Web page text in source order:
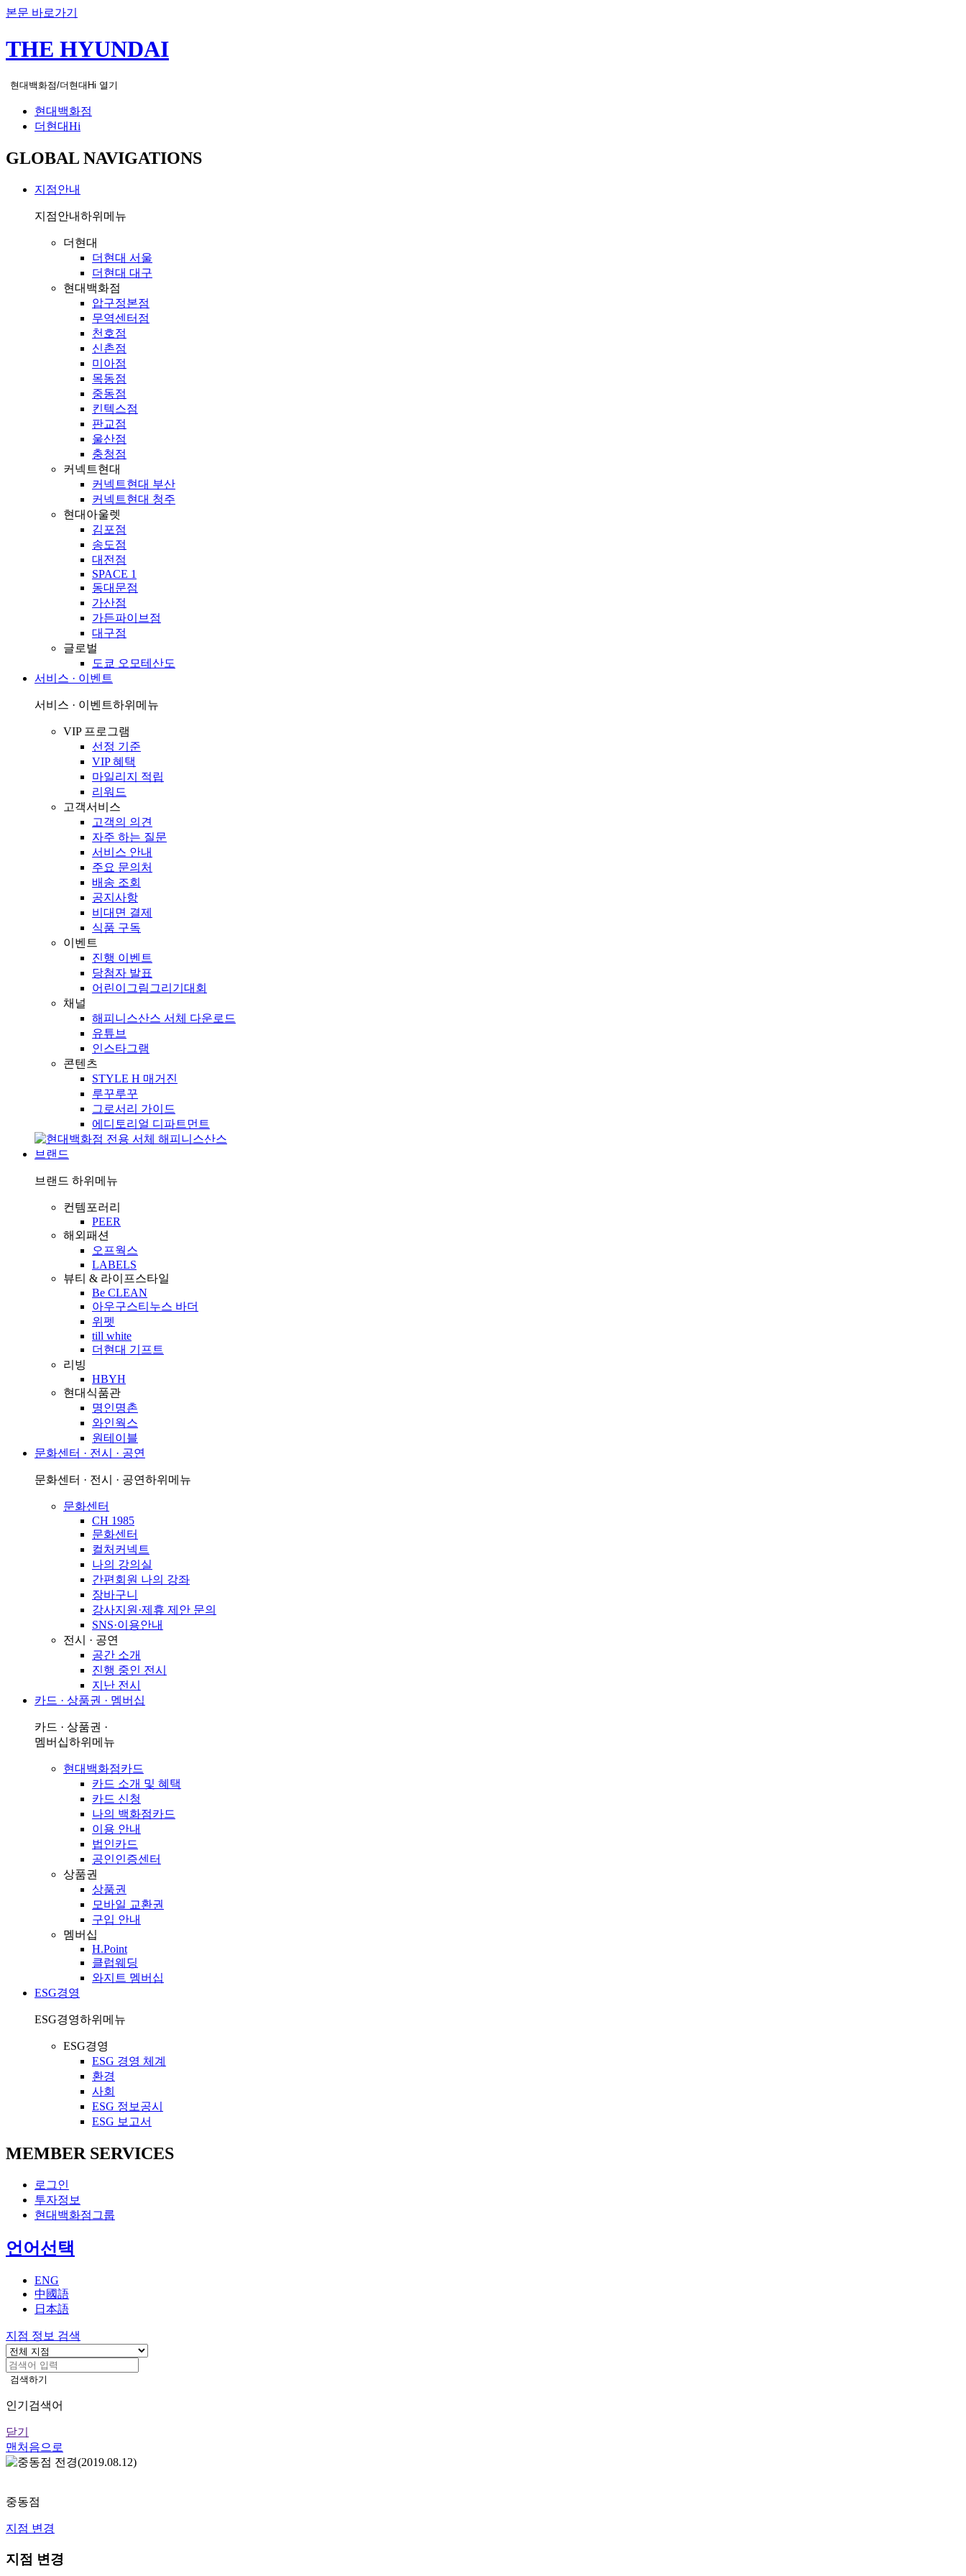
본문 바로가기
THE HYUNDAI
현대백화점/더현대Hi 열기
현대백화점
더현대Hi
GLOBAL NAVIGATIONS
지점안내
지점안내하위메뉴
더현대
더현대 서울
더현대 대구
현대백화점
압구정본점
무역센터점
천호점
신촌점
미아점
목동점
중동점
킨텍스점
판교점
울산점
충청점
커넥트현대
커넥트현대 부산
커넥트현대 청주
현대아울렛
김포점
송도점
대전점
SPACE 1
동대문점
가산점
가든파이브점
대구점
글로벌
도쿄 오모테산도
서비스 · 이벤트
서비스 · 이벤트하위메뉴
VIP 프로그램
선정 기준
VIP 혜택
마일리지 적립
리워드
고객서비스
고객의 의견
자주 하는 질문
서비스 안내
주요 문의처
배송 조회
공지사항
비대면 결제
식품 구독
이벤트
진행 이벤트
당첨자 발표
어린이그림그리기대회
채널
해피니스산스 서체 다운로드
유튜브
인스타그램
콘텐츠
STYLE H 매거진
루꾸루꾸
그로서리 가이드
에디토리얼 디파트먼트
브랜드
브랜드 하위메뉴
컨템포러리
PEER
해외패션
오프웍스
LABELS
뷰티 & 라이프스타일
Be CLEAN
아우구스티누스 바더
위펫
till white
더현대 기프트
리빙
HBYH
현대식품관
명인명촌
와인웍스
원테이블
문화센터 · 전시 · 공연
문화센터 · 전시 · 공연하위메뉴
문화센터
CH 1985
문화센터
컬처커넥트
나의 강의실
간편회원 나의 강좌
장바구니
강사지원·제휴 제안 문의
SNS·이용안내
전시 · 공연
공간 소개
진행 중인 전시
지난 전시
카드 · 상품권 · 멤버십
카드 · 상품권 ·
멤버십하위메뉴
현대백화점카드
카드 소개 및 혜택
카드 신청
나의 백화점카드
이용 안내
법인카드
공인인증센터
상품권
상품권
모바일 교환권
구입 안내
멤버십
H.Point
클럽웨딩
와지트 멤버십
ESG경영
ESG경영하위메뉴
ESG경영
ESG 경영 체계
환경
사회
ESG 정보공시
ESG 보고서
MEMBER SERVICES
로그인
투자정보
현대백화점그룹
언어선택
ENG
中國語
日本語
지점 정보 검색
검색하기
인기검색어
닫기
맨처음으로
지
안
내
본
지
중동점
지점 변경
지점 변경